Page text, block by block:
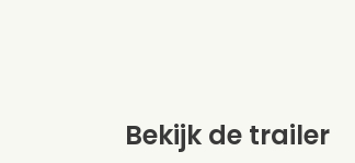
Bekijk de trailer